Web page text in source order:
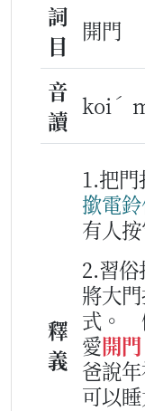
詞
目
開門
音
讀
koi ˊ
釋
義
1.把門
撳電
有人
2.習
將大
式。
愛開門
爸說
可以睡